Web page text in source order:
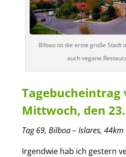
Bilbao ist die erste große Stadt
auch vegane
Tagebucheintrag
Mittwoch, den
Tag69, Bilboa – Islares, 44km
Irgendwie hab ich gestern